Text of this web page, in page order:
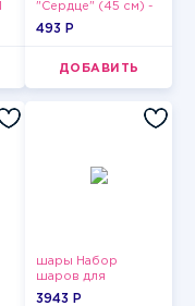
"Сердце" (45 см) -
2
493 P
ДОБАВИТЬ
шары Набор
шаров для
девушки-6
3943 P